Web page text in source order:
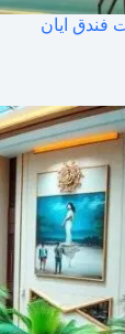
فندق ايان